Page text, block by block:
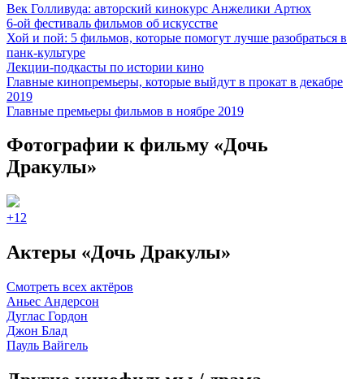
Век Голливуда: авторский кинокурс Анжелики Артюх
6-ой фестиваль фильмов об искусстве
Хой и пой: 5 фильмов, которые помогут лучше разобраться в
панк-культуре
Лекции-подкасты по истории кино
Главные кинопремьеры, которые выйдут в прокат в декабре
2019
Главные премьеры фильмов в ноябре 2019
Фотографии к фильму «Дочь
Дракулы»
+12
Актеры «Дочь Дракулы»
Смотреть всех актёров
Аньес Андерсон
Дуглас Гордон
Джон Блад
Пауль Вайгель